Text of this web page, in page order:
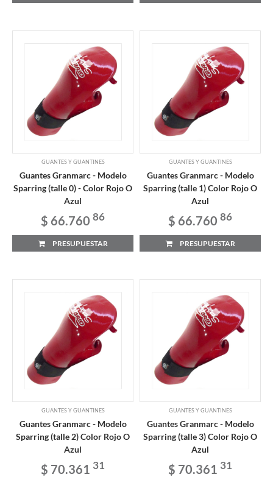
GUANTES Y GUANTINES
Guantes Granmarc - Modelo
Sparring (talle 0) - Color Rojo O
Azul
$ 66.760 86
PRESUPUESTAR
GUANTES Y GUANTINES
Guantes Granmarc - Modelo
Sparring (talle 1) Color Rojo O
Azul
$ 66.760 86
PRESUPUESTAR
GUANTES Y GUANTINES
Guantes Granmarc - Modelo
Sparring (talle 2) Color Rojo O
Azul
$ 70.361 31
GUANTES Y GUANTINES
Guantes Granmarc - Modelo
Sparring (talle 3) Color Rojo O
Azul
$ 70.361 31